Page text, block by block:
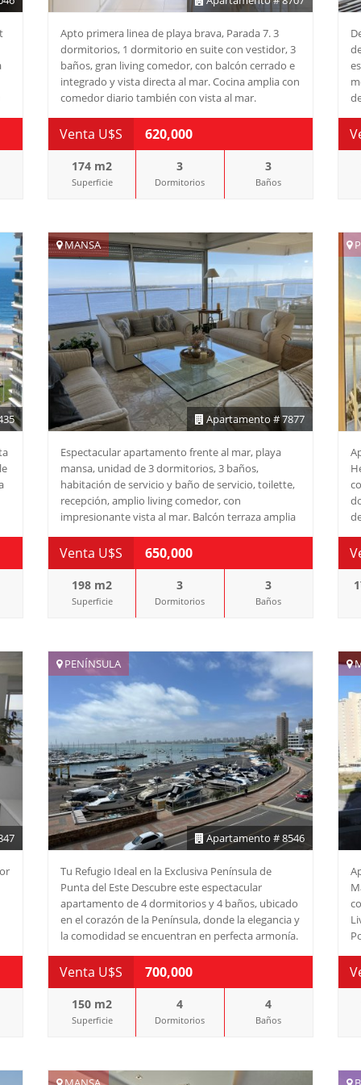
Apto primera linea de playa brava, Parada 7. 3
dormitorios, 1 dormitorio en suite con vestidor, 3
baños, gran living comedor, con balcón cerrado e
integrado y vista directa al mar. Cocina amplia con
comedor diario también con vista al mar.
baño de servicio. Consulte con nuestros asesores!
Venta U$S 620,000
174 m2
Superficie
3
Dormitorios
3
Baños
MANSA
Apartamento # 7877
Espectacular apartamento frente al mar, playa
mansa, unidad de 3 dormitorios, 3 baños,
habitación de servicio y baño de servicio, toilette,
recepción, amplio living comedor, con
impresionante vista al mar. Balcón terraza amplia
grande con barra, parrillero propio, lavadero, etc.
diaria opcional- Serv Playa- Gym AA en dos dorm.
Venta U$S 650,000
198 m2
Superficie
3
Dormitorios
3
Baños
PENÍNSULA
Apartamento # 8546
Tu Refugio Ideal en la Exclusiva Península de
Punta del Este Descubre este espectacular
apartamento de 4 dormitorios y 4 baños, ubicado
en el corazón de la Península, donde la elegancia y
la comodidad se encuentran en perfecta armonía.
espacio perfecto para disfrutar de momentos
serás recibido por un amplio y luminoso living-
comedor que invita a relajarse y disfrutar de la
de un café al amanecer o una cena al atardecer.
Venta U$S 700,000
150 m2
Superficie
4
Dormitorios
4
Baños